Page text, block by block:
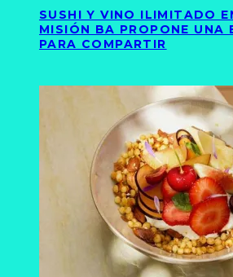
SUSHI Y VINO ILIMITADO
MISIÓN BA PROPONE UNA
PARA COMPARTIR